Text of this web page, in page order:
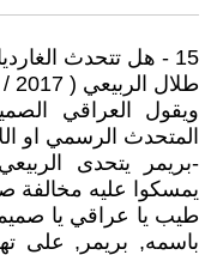
15 - هل تتحدث الغارديان باسم -القومجيين النفاخين؟-
طلال الربيعي ( 2017 / 7 / 10 - 18:11 )
ويقول العراقي
المتحدث الرسمي او
-بريمر يتحدى
يمسكوا عليه مخالفة
طيب يا عراقي يا